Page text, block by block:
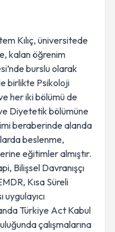
Kılıç, üniversitede
kalan öğrenim
burslu olarak
birlikte Psikoloji
her iki bölümü de
Diyetetik bölümüne
beraberinde alanda
beslenme,
eğitimler almıştır.
Bilişsel Davranışçı
Kısa Süreli
uygulayıcı
Türkiye Act Kabul
çalışmalarına